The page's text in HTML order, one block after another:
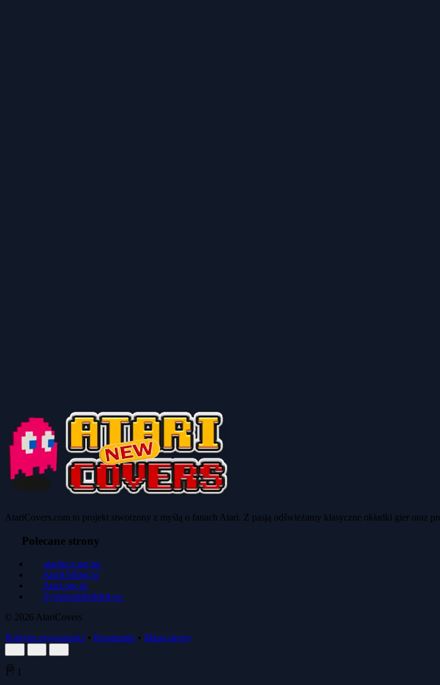
AtariCovers.com to projekt stworzony z myślą o fanach Atari. Z pasją odświeżamy klasyczne okładki gier oraz
Polecane strony
atariteca.net.pe
AtariOnline.pl
Atari.org.pl
Systemembedded.eu
© 2026 AtariCovers
Polityka prywatności • Regulamin • Mapa strony
1/ 1
🍪